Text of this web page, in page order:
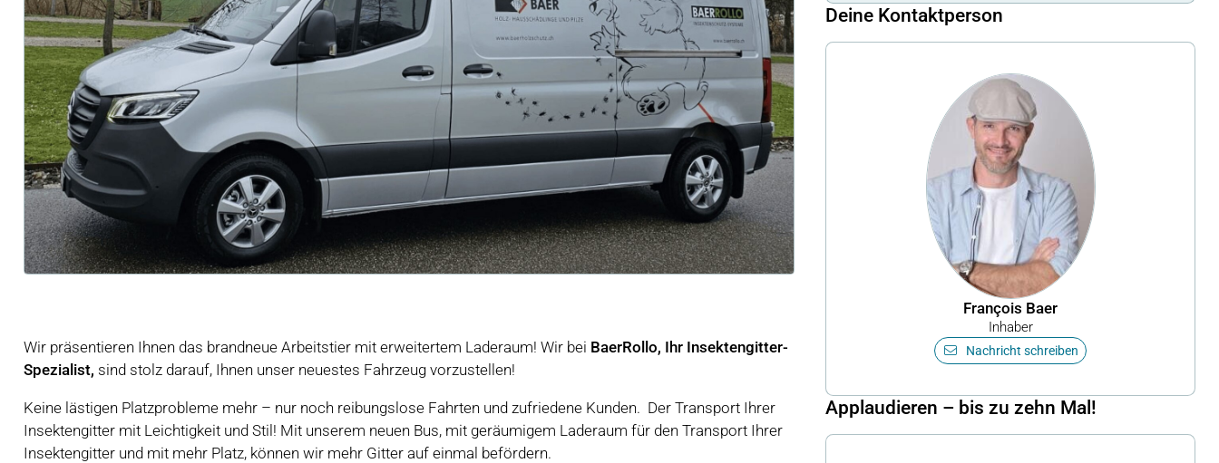
Wir präsentieren Ihnen das brandneue Arbeitstier mit erweitertem Laderaum! Wir bei BaerRollo, Ihr Insektengitter-
Spezialist, sind stolz darauf, Ihnen unser neuestes Fahrzeug vorzustellen!
Keine lästigen Platzprobleme mehr – nur noch reibungslose Fahrten und zufriedene Kunden. Der Transport Ihrer
Insektengitter mit Leichtigkeit und Stil! Mit unserem neuen Bus, mit geräumigem Laderaum für den Transport Ihrer
Insektengitter und mit mehr Platz, können wir mehr Gitter auf einmal befördern.
Deine Kontaktperson
François Baer
Inhaber
Nachricht schreiben
Applaudieren – bis zu zehn Mal!